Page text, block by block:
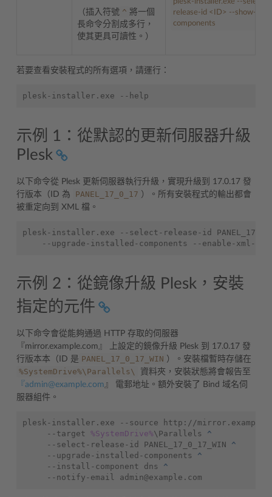
（插入符號 ^ 將一個
長命令分割成多行，
使其更具可讀性。）
release-id < ID> --show-
components
若要查看安裝程式的所有選項，請運行：
示例 1：從默認的更新伺服器升級
Plesk
以下命令從 Plesk 更新伺服器執行升級，實現升級到 17.0.17 發
行版本（ID 為
PANEL_17_0_17 ）。所有安裝程式的輸出都會
被重定向到 XML 檔。
plesk-installer.exe --select-release-id
示例 2：從鏡像升級 Plesk，安裝
指定的元件
以下命令會從能夠通過 HTTP 存取的伺服器
『mirror.example.com』 上設定的鏡像升級 Plesk 到 17.0.17 發
行版本本（ID 是 PANEL_17_0_17_WIN ）。安裝檔暫時存儲在
%SystemDrive%\Parallels\
資料夾，安裝狀態將會報告至
『admin@example.com』 電郵地址。額外安裝了 Bind 域名伺
服器組件。
plesk-installer.exe --source http://
    --target
%SystemDrive%\Parallels ^
    --select-release-id PANEL_17_0_17_WIN
^
    --upgrade-installed-components
^
    --install-component dns
^